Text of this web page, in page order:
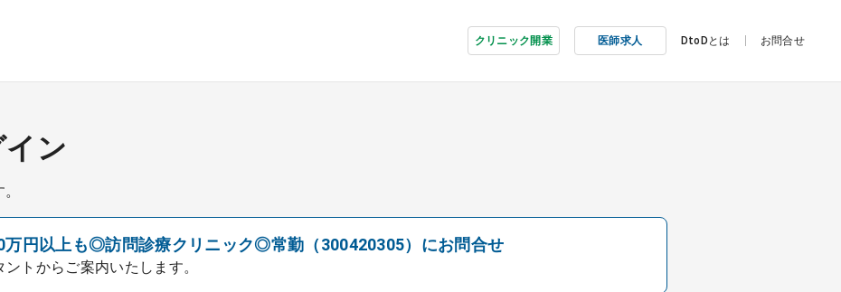
クリニック開業 医師求人 DtoDとは お問合せ
ン
円以上も◎訪問診療クリニック◎常勤（300420305）にお問合せ
トからご案内いたします。